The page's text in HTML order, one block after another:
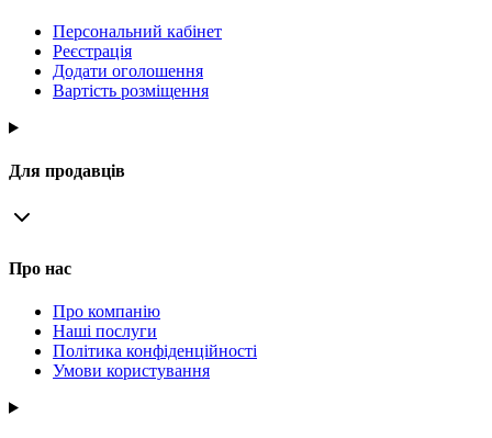
Персональний кабінет
Реєстрація
Додати оголошення
Вартість розміщення
Для продавців
Про нас
Про компанію
Наші послуги
Політика конфіденційності
Умови користування